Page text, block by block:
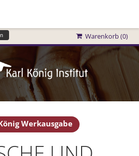
Warenkorb (0)
Werkausgabe